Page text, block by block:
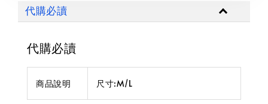
代購必讀
代購必讀
商品說明 尺寸:M/L